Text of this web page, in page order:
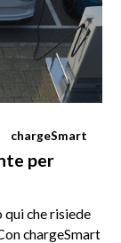
chargeSmart
per
qui che risiede
chargeSmart